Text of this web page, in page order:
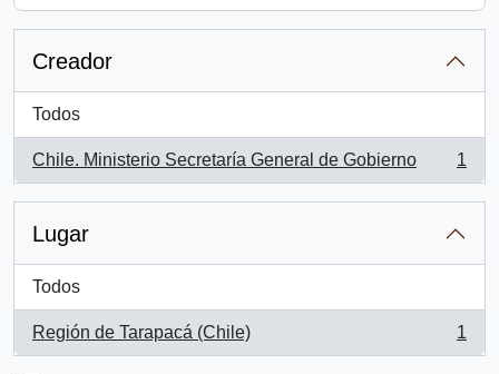
Creador
Todos
Chile. Ministerio Secretaría General de Gobierno
, 1 resultados
1
Lugar
Todos
Región de Tarapacá (Chile)
, 1 resultados
1